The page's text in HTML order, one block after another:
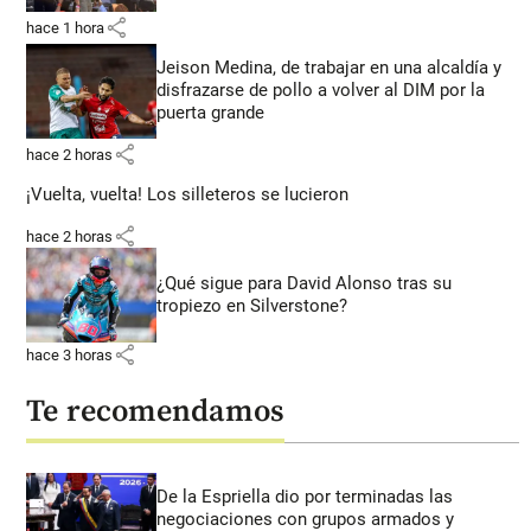
hace 1 hora share
Jeison Medina, de trabajar en una alcaldía y
disfrazarse de pollo a volver al DIM por la
puerta grande
hace 2 horas share
¡Vuelta, vuelta! Los silleteros se lucieron
hace 2 horas share
¿Qué sigue para David Alonso tras su
tropiezo en Silverstone?
hace 3 horas share
Te recomendamos
De la Espriella dio por terminadas las
negociaciones con grupos armados y